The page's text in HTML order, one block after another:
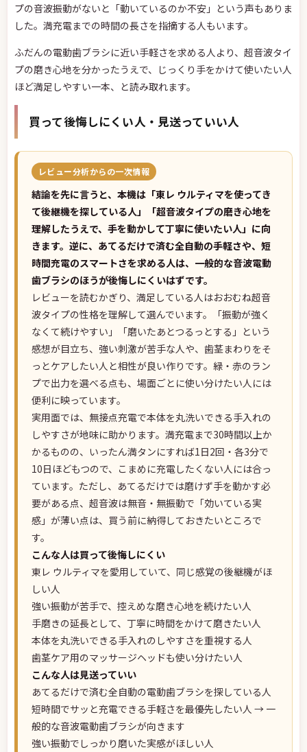
プの音波振動がないと「動いているのか不安」という声もありま
した。満充電までの時間の長さを指摘する人もいます。
ふだんの電動歯ブラシに近い手軽さを求める人より、超音波タイ
プの磨き心地を分かったうえで、じっくり手をかけて使いたい人
ほど満足しやすい一本、と読み取れます。
買って後悔しにくい人・見送っていい人
レビュー分析からの一次情報
結論を先に言うと、本機は「東レ ウルティマを使ってき
て後継機を探している人」「超音波タイプの磨き心地を
理解したうえで、手を動かして丁寧に使いたい人」に向
きます。逆に、あてるだけで済む全自動の手軽さや、短
時間充電のスマートさを求める人は、一般的な音波電動
歯ブラシのほうが後悔しにくいはずです。
レビューを読むかぎり、満足している人はおおむね超音
波タイプの性格を理解して選んでいます。「振動が強く
なくて続けやすい」「磨いたあとつるっとする」という
感想が目立ち、強い刺激が苦手な人や、歯茎まわりをそ
っとケアしたい人と相性が良い作りです。緑・赤のラン
プで出力を選べる点も、場面ごとに使い分けたい人には
便利に映っています。
実用面では、無接点充電で本体を丸洗いできる手入れの
しやすさが地味に助かります。満充電まで30時間以上か
かるものの、いったん満タンにすれば1日2回・各3分で
10日ほどもつので、こまめに充電したくない人には合っ
ています。ただし、あてるだけでは磨けず手を動かす必
要がある点、超音波は無音・無振動で「効いている実
感」が薄い点は、買う前に納得しておきたいところで
す。
こんな人は買って後悔しにくい
東レ ウルティマを愛用していて、同じ感覚の後継機がほ
しい人
強い振動が苦手で、控えめな磨き心地を続けたい人
手磨きの延長として、丁寧に時間をかけて磨きたい人
本体を丸洗いできる手入れのしやすさを重視する人
歯茎ケア用のマッサージヘッドも使い分けたい人
こんな人は見送っていい
あてるだけで済む全自動の電動歯ブラシを探している人
短時間でサッと充電できる手軽さを最優先したい人 → 一
般的な音波電動歯ブラシが向きます
強い振動でしっかり磨いた実感がほしい人